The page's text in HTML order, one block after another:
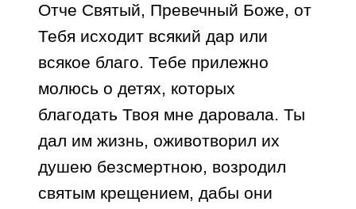
Отче Святый, Превечный Боже, от
Тебя исходит всякий дар или
всякое благо. Тебе прилежно
молюсь о детях, которых
благодать Твоя мне даровала. Ты
дал им жизнь, оживотворил их
душею безсмертною, возродил
святым крещением, дабы они